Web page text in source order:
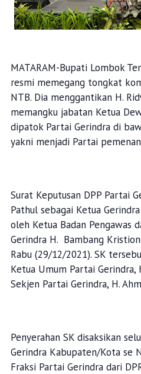
MATARAM-Bupati Lombok
resmi memegang tongkat
NTB. Dia menggantikan H.
memangku jabatan Ketua
dipatok Partai Gerindra di
yakni menjadi Partai
Surat Keputusan DPP Partai
Pathul sebagai Ketua
oleh Ketua Badan Pengawas
Gerindra H. Bambang
Rabu (29/12/2021). SK
Ketua Umum Partai Gerindra,
Sekjen Partai Gerindra, H.
Penyerahan SK disaksikan
Gerindra Kabupaten/Kota se
Fraksi Partai Gerindra dari